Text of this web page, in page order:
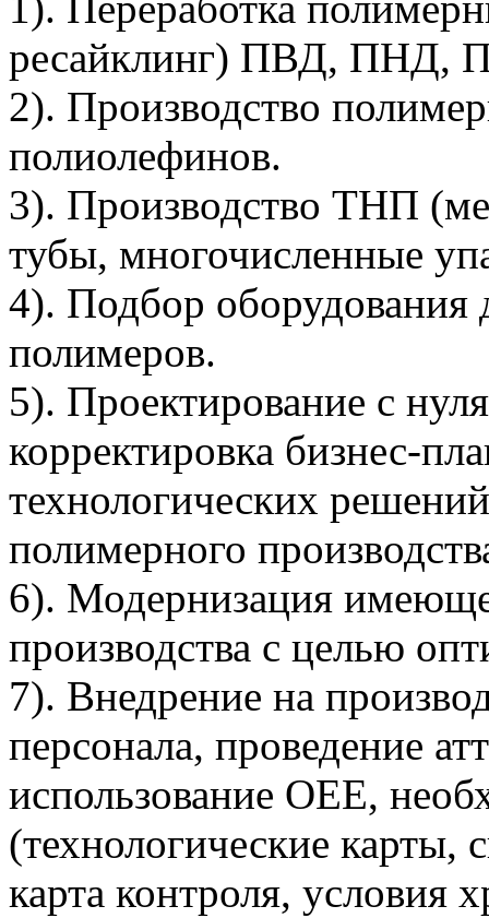
ресайклинг) ПВД, ПНД,
2). Производство
полиолефинов.
3). Производство ТНП
тубы, многочисленные
4). Подбор оборудования
полимеров.
5). Проектирование с
корректировка бизнес-
технологических
полимерного
6). Модернизация
производства с целью
7). Внедрение на
персонала, проведение
использование OEE,
(технологические
карта контроля, условия